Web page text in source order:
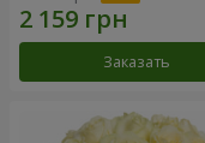
Заказать